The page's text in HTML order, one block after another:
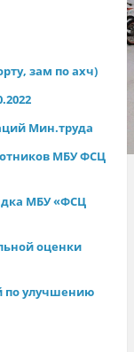
зам по ахч)
Мин.труда
МБУ ФСЦ
МБУ «ФСЦ
оценки
по улучшению